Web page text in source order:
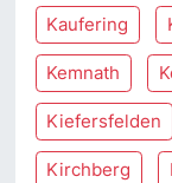
Kaufering
Kemnath
Kiefersfelden
Kirchberg